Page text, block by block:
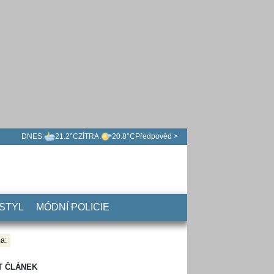
DNES: 21.2°CZÍTRA: 20.8°C Předpověd >
MÓDNÍ POLICIE
ČLÁNEK